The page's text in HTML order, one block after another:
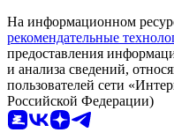
На информационном
рекомендательные
предоставления
и анализа сведений,
пользователей сети
Российской Федерации)